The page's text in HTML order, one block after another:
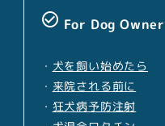
check_circle_outline For Dog Owner
・ 犬を飼い始めたら
・ 来院される前に
・ 狂犬病予防注射